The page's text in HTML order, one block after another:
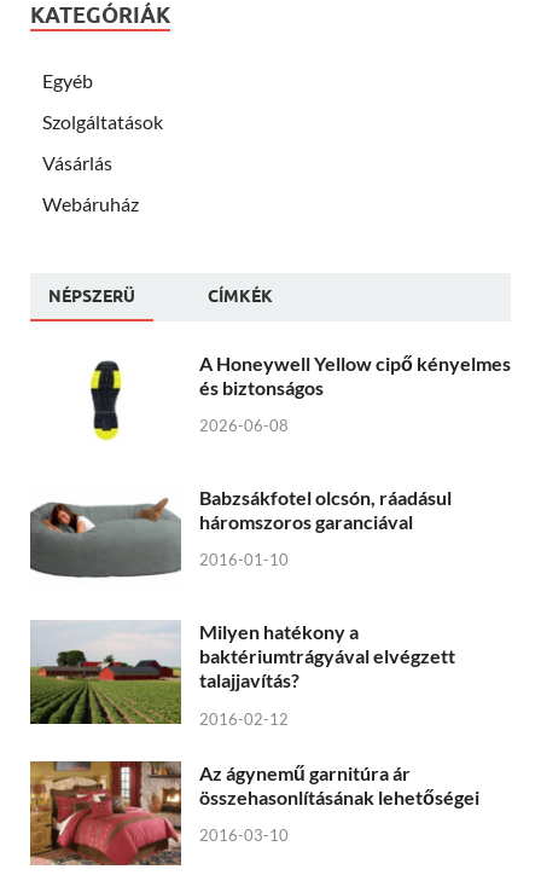
KATEGÓRIÁK
Egyéb
Szolgáltatások
Vásárlás
Webáruház
NÉPSZERÜ CÍMKÉK
A Honeywell Yellow cipő kényelmes
és biztonságos
2026-06-08
Babzsákfotel olcsón, ráadásul
háromszoros garanciával
2016-01-10
Milyen hatékony a
baktériumtrágyával elvégzett
talajjavítás?
2016-02-12
Az ágynemű garnitúra ár
összehasonlításának lehetőségei
2016-03-10